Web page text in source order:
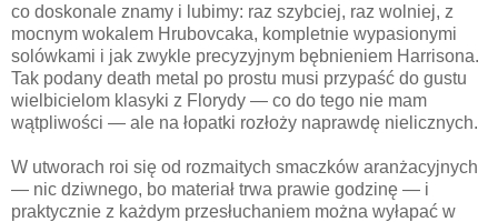
co doskonale znamy i lubimy: raz szybciej, raz wolniej, z
mocnym wokalem Hrubovcaka, kompletnie wypasionymi
solówkami i jak zwykle precyzyjnym bębnieniem Harrisona.
Tak podany death metal po prostu musi przypaść do gustu
wielbicielom klasyki z Florydy — co do tego nie mam
wątpliwości — ale na łopatki rozłoży naprawdę nielicznych.
W utworach roi się od rozmaitych smaczków aranżacyjnych
— nic dziwnego, bo materiał trwa prawie godzinę — i
praktycznie z każdym przesłuchaniem można wyłapać w